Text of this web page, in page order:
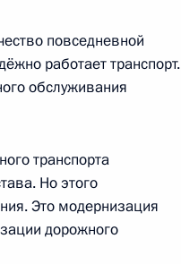
повседневной
работает транспорт.
обслуживания
транспорта
Но этого
Это модернизация
дорожного